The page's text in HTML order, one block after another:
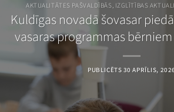
AKTUALITĀTES PAŠVALDĪBĀS, IZGLĪTĪBAS
Kuldīgas novadā šovasar
vasaras programmas
PUBLICĒTS 30 APRĪLIS,